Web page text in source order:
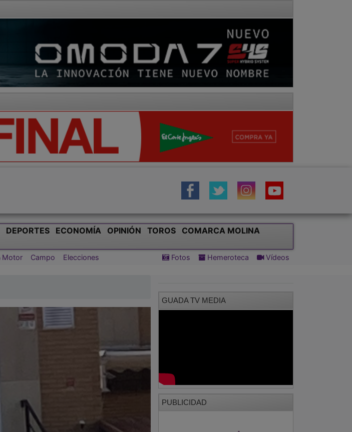
DEPORTES ECONOMÍA OPINIÓN TOROS
COMARCA MOLINA
Motor Campo Elecciones Fotos Hemeroteca Vídeos
GUADA TV MEDIA
PUBLICIDAD